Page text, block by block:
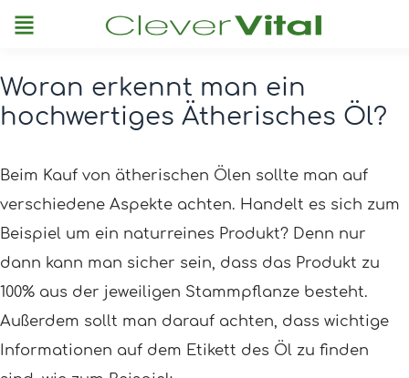
Menu
Woran erkennt man ein
hochwertiges Ätherisches Öl?
Beim Kauf von ätherischen Ölen sollte man auf
verschiedene Aspekte achten. Handelt es sich zum
Beispiel um ein naturreines Produkt? Denn nur
dann kann man sicher sein, dass das Produkt zu
100% aus der jeweiligen Stammpflanze besteht.
Außerdem sollt man darauf achten, dass wichtige
Informationen auf dem Etikett des Öl zu finden
Post
navigation